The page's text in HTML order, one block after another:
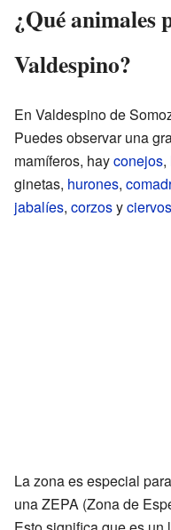
¿Qué animales
Valdespino?
En Valdespino de
Puedes observar una
mamíferos, hayconejos,
ginetas, hurones,
jabalíes, corzosyciervos
La zona es especial
una ZEPA (Zona de